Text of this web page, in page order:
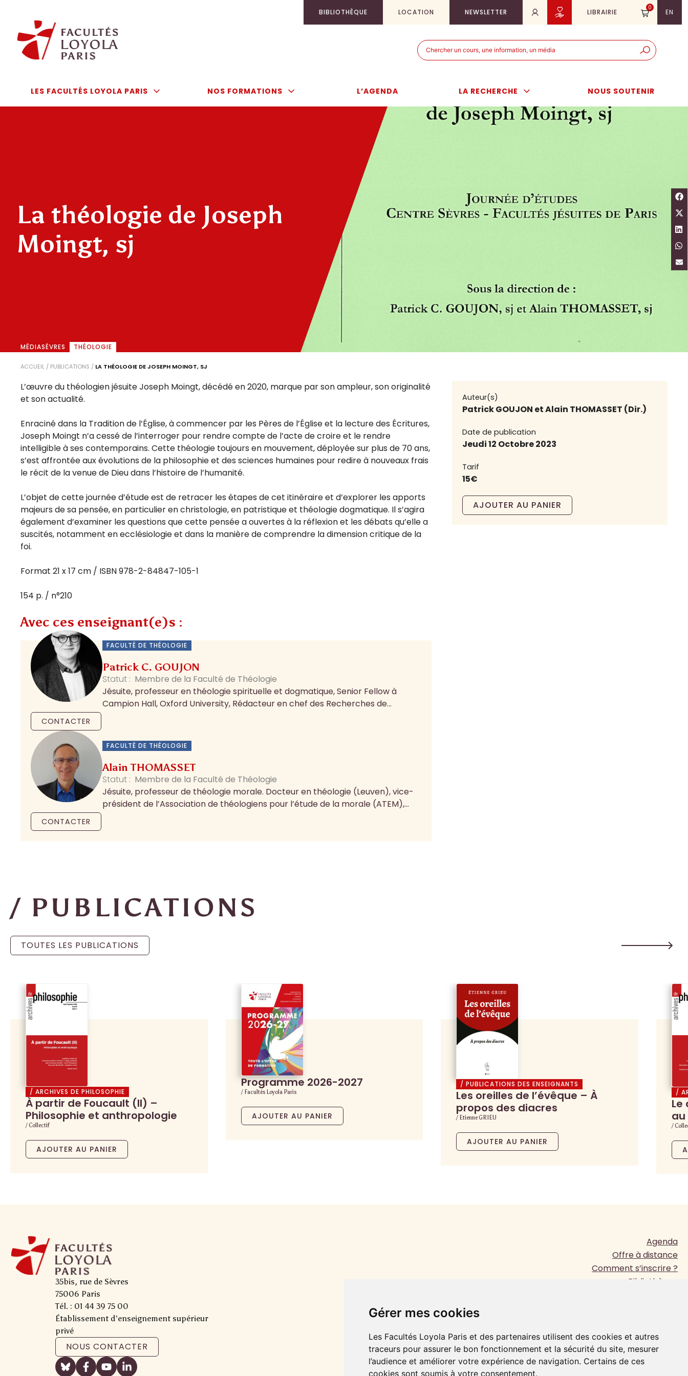
Gérer mes cookies
Les Facultés Loyola Paris et des partenaires utilisent des cookies et autres
traceurs pour assurer le bon fonctionnement et la sécurité du site, mesurer
l’audience et améliorer votre expérience de navigation. Certains de ces
cookies sont soumis à votre consentement.
contenu
EN
0
BIBLIOTHÈQUE LOCATION NEWSLETTER LIBRAIRIE
Recherche
pour
Rechercher
LES FACULTÉS LOYOLA PARIS NOS FORMATIONS L’AGENDA LA RECHERCHE NOUS SOUTENIR
La théologie de Joseph
Moingt, sj
MÉDIASÈVRES THÉOLOGIE
ACCUEIL / PUBLICATIONS / LA THÉOLOGIE DE JOSEPH MOINGT, SJ
L’œuvre du théologien jésuite Joseph Moingt, décédé en 2020, marque par son ampleur, son originalité
et son actualité.
Enraciné dans la Tradition de l’Église, à commencer par les Pères de l’Église et la lecture des Écritures,
Joseph Moingt n’a cessé de l’interroger pour rendre compte de l’acte de croire et le rendre
intelligible à ses contemporains. Cette théologie toujours en mouvement, déployée sur plus de 70 ans,
s’est affrontée aux évolutions de la philosophie et des sciences humaines pour redire à nouveaux frais
le récit de la venue de Dieu dans l’histoire de l’humanité.
L’objet de cette journée d’étude est de retracer les étapes de cet itinéraire et d’explorer les apports
majeurs de sa pensée, en particulier en christologie, en patristique et théologie dogmatique. Il s’agira
également d’examiner les questions que cette pensée a ouvertes à la réflexion et les débats qu’elle a
suscités, notamment en ecclésiologie et dans la manière de comprendre la dimension critique de la
foi.
Format 21 x 17 cm / ISBN 978-2-84847-105-1
154 p. / n°210
Avec ces enseignant(e)s :
CONTACTER
FACULTÉ DE THÉOLOGIE
Patrick C. GOUJON
Statut : Membre de la Faculté de Théologie
Jésuite, professeur en théologie spirituelle et dogmatique, Senior Fellow à
Campion Hall, Oxford University, Rédacteur en chef des Recherches de...
CONTACTER
FACULTÉ DE THÉOLOGIE
Alain THOMASSET
Statut : Membre de la Faculté de Théologie
Jésuite, professeur de théologie morale. Docteur en théologie (Leuven), vice-
président de l’Association de théologiens pour l’étude de la morale (ATEM),...
Auteur(s)
Patrick GOUJON et Alain THOMASSET (Dir.)
Date de publication
Jeudi 12 Octobre 2023
Tarif
15€
AJOUTER AU PANIER
/ PUBLICATIONS
TOUTES LES PUBLICATIONS
/ ARCHIVES DE PHILOSOPHIE
À partir de Foucault (II) –
Philosophie et anthropologie
/ Collectif
AJOUTER AU PANIER
Programme 2026-2027
/ Facultés Loyola Paris
AJOUTER AU PANIER
/ PUBLICATIONS DES ENSEIGNANTS
Les oreilles de l’évêque – À
propos des diacres
/ Etienne GRIEU
AJOUTER AU PANIER
/
Le
au
/
35bis, rue de Sèvres
75006 Paris
Tél. : 01 44 39 75 00
Établissement d'enseignement supérieur
privé
NOUS CONTACTER
Agenda
Offre à distance
Comment s’inscrire ?
Bibliothèque
Mentions légales
FAIRE UN DON